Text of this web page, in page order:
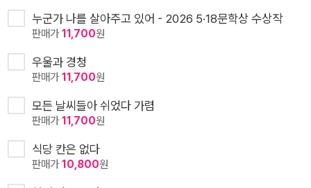
누군가 나를 살아주고 있어 - 2026 5·18문학상 수상작
판매가11,700원
우울과 경청
판매가11,700원
모든 날씨들아 쉬었다 가렴
판매가11,700원
식당 칸은 없다
판매가10,800원